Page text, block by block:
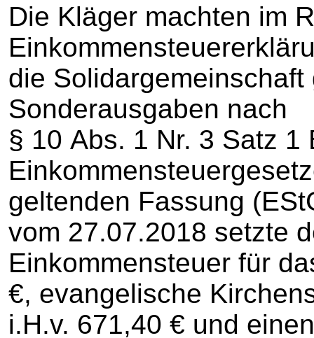
Die Kläger machten im
die
Sonderausgaben nach
§ 10 Abs. 1 Nr. 3 Satz
geltenden Fassung
vom 27.07.2018 setzte
Einkommensteuer für
€, evangelische
i.H.v. 671,40 € und